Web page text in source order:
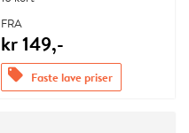
FRA
kr 149,-
offers Faste lave priser